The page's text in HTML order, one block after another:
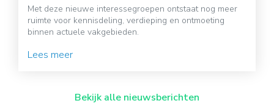
Met deze nieuwe interessegroepen ontstaat nog meer
ruimte voor kennisdeling, verdieping en ontmoeting
binnen actuele vakgebieden.
Lees meer
Bekijk alle nieuwsberichten